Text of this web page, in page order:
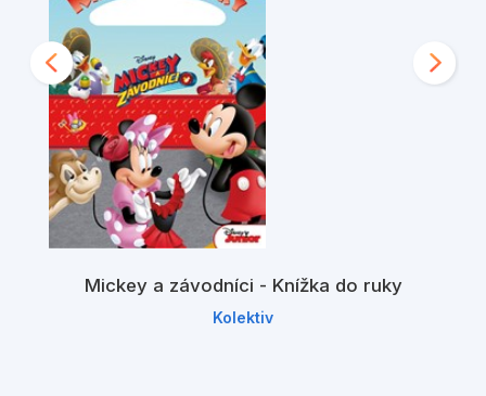
Mickey a závodníci - Knížka do ruky
Kolektiv